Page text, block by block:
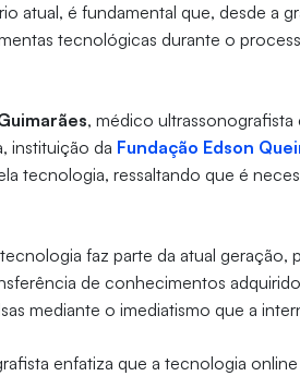
atual, é fundamental que, desde a
tecnológicas durante o
, médico
instituição da Fundação Edson
tecnologia, ressaltando que é
faz parte da atual geração,
de conhecimentos
mediante o imediatismo que a
enfatiza que a tecnologia